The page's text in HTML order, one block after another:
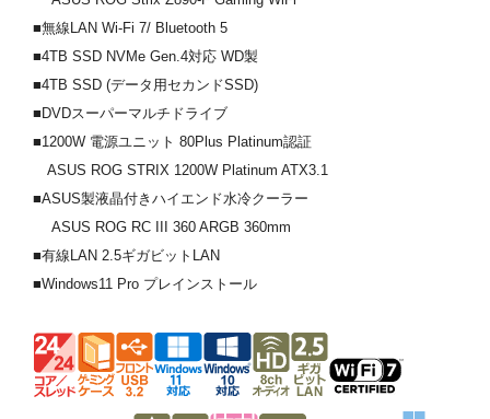
■無線LAN Wi-Fi 7/ Bluetooth 5
■4TB SSD NVMe Gen.4対応 WD製
■4TB SSD (データ用セカンドSSD)
■DVDスーパーマルチドライブ
■1200W 電源ユニット 80Plus Platinum認証
ASUS ROG STRIX 1200W Platinum ATX3.1
■ASUS製液晶付きハイエンド水冷クーラー
ASUS ROG RC III 360 ARGB 360mm
■有線LAN 2.5ギガビットLAN
■Windows11 Pro プレインストール